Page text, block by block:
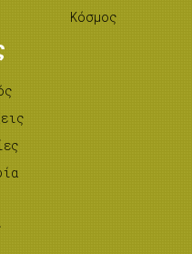
Κόσμος